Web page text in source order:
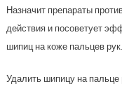
Назначит препараты
действия и посоветует
шипиц на коже пальцев рук.
Удалить шипицу на